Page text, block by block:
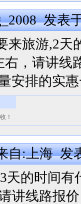
发表
来旅游,2
，请讲线
安排的实
！
自:上海 发
天的时间
讲线路报